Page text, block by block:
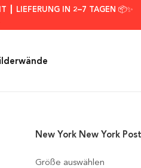
┃ LIEFERUNG IN 2–7 TAGEN 📦✨
Größe auswählen
New York New York